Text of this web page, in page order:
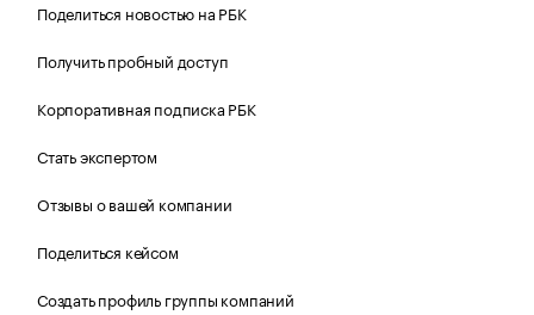
Поделиться новостью на РБК
Получить пробный доступ
Корпоративная подписка РБК
Стать экспертом
Отзывы о вашей компании
Поделиться кейсом
Создать профиль группы компаний